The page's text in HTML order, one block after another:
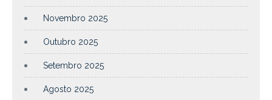
Novembro 2025
Outubro 2025
Setembro 2025
Agosto 2025